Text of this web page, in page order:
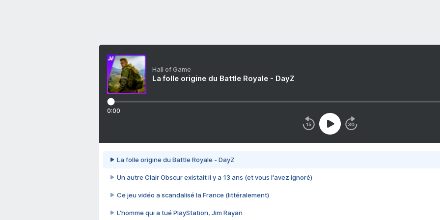
Hall of Game
La folle origine du Battle Royale - DayZ
0:00
La folle origine du Battle Royale - DayZ
Un autre Clair Obscur existait il y a 13 ans (et vous l'avez ignoré)
Ce jeu vidéo a scandalisé la France (littéralement)
L’homme qui a tué PlayStation, Jim Rayan